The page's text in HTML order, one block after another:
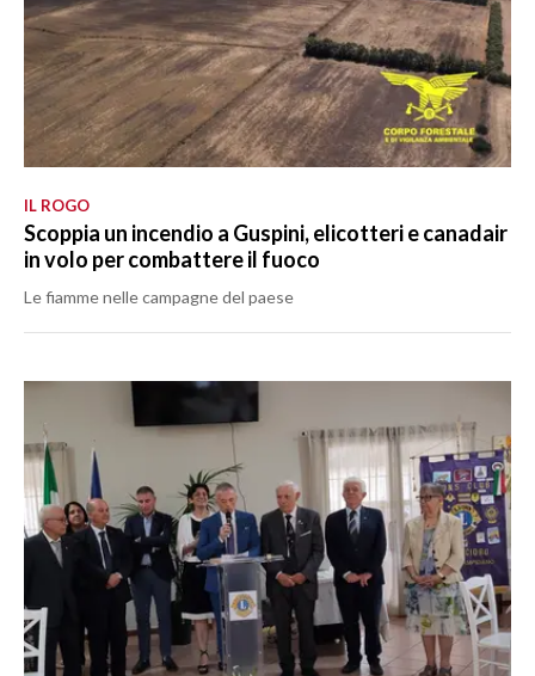
IL ROGO
Scoppia un incendio a Guspini, elicotteri e canadair
in volo per combattere il fuoco
Le fiamme nelle campagne del paese